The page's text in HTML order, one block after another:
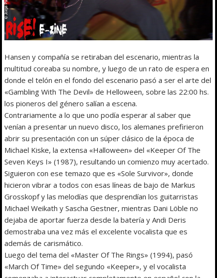
Hansen y compañía se retiraban del escenario, mientras la
multitud coreaba su nombre, y luego de un rato de espera en
donde el telón en el fondo del escenario pasó a ser el arte del
«Gambling With The Devil» de Helloween, sobre las 22:00 hs.
los pioneros del género salían a escena.
Contrariamente a lo que uno podía esperar al saber que
venían a presentar un nuevo disco, los alemanes prefirieron
abrir su presentación con un súper clásico de la época de
Michael Kiske, la extensa «Halloween» del «Keeper Of The
Seven Keys I» (1987), resultando un comienzo muy acertado.
Siguieron con ese temazo que es «Sole Survivor», donde
hicieron vibrar a todos con esas líneas de bajo de Markus
Grosskopf y las melodías que desprendían los guitarristas
Michael Weikath y Sascha Gestner, mientras Dani Löble no
dejaba de aportar fuerza desde la batería y Andi Deris
demostraba una vez más el excelente vocalista que es
además de carismático.
Luego del tema del «Master Of The Rings» (1994), pasó
«March Of Time» del segundo «Keeper», y el vocalista